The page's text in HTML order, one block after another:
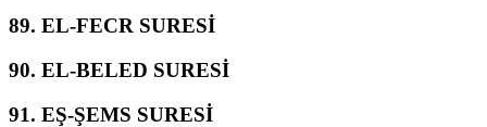
89. EL-FECR SURESİ
90. EL-BELED SURESİ
91. EŞ-ŞEMS SURESİ